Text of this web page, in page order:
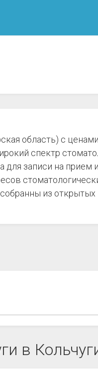
область) с
спектр
записи на прием
из
в